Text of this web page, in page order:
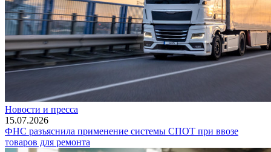
Новости и пресса
15.07.2026
ФНС разъяснила применение системы СПОТ при ввозе
товаров для ремонта